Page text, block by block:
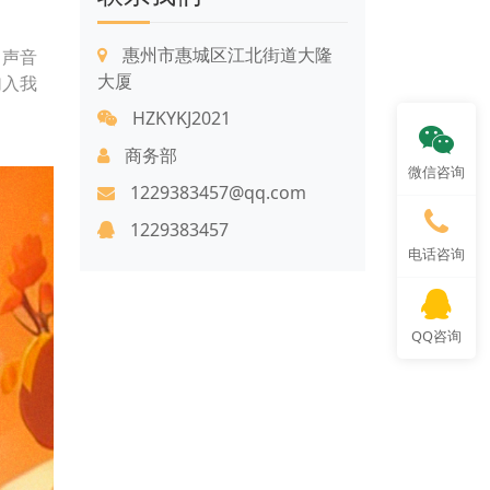
音
我
惠州市惠城区江北街道大隆
大厦
HZKYKJ2021
商务部
1229383457@qq.com
1229383457
微信咨询
电话咨询
QQ咨询